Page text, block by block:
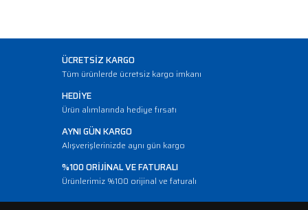
ÜCRETSİZ KARGO
Tüm ürünlerde ücretsiz kargo imkanı
HEDİYE
Ürün alımlarında hediye fırsatı
AYNI GÜN KARGO
Alışverişlerinizde aynı gün kargo
%100 ORİJİNAL VE FATURALI
Ürünlerimiz %100 orijinal ve faturalı